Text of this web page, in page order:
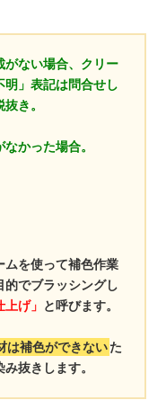
がない場合、クリー
明」表記は問合せし
き。
かった場合。
ムを使って補色作業
的でブラッシングし
上げ」 と呼びます。
は補色ができないた
抜きします。